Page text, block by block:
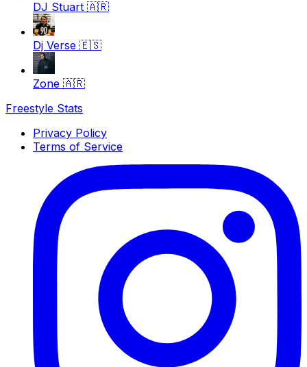
DJ Stuart 🇦🇷
Dj Verse 🇪🇸
Zone 🇦🇷
Freestyle Stats
Privacy Policy
Terms of Service